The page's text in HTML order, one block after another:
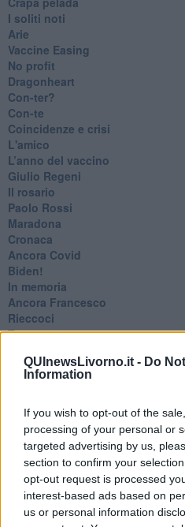
QUInewsLivorno.it - Do
Information
If you wish to opt-out of the
processing of your personal or
targeted advertising by us,
section to confirm your
opt-out request is processed
interest-based ads based on
us or personal information
​I soliti noti
Arie
​Vaccine Easing
No profit
Dragonheart
Con-ter?
​Con-te
Coincidenze e crisi
L'amico
​L’anno del vaccino
Giulio Regeni
​Il rosario
Paolo Rossi
Maradona
Cronaca
​Ancora Covid
​Biden!
In memoria
​Ancora Francesco
Rieccoci
Tenet
Suarez
​Il responso
Non lo so
Destino
Valdera
Commissari
L'orso
Grullaia
Spot
​Il grande vuoto